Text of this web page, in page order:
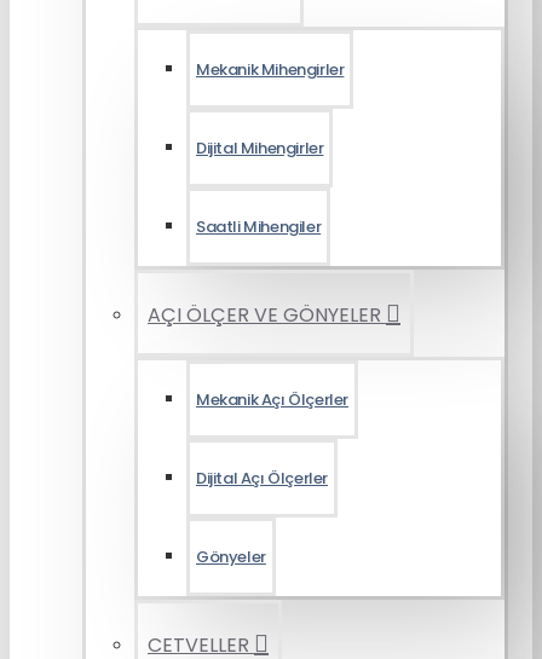
Mekanik Mihengirler
Dijital Mihengirler
Saatli Mihengiler
AÇI ÖLÇER VE GÖNYELER
Mekanik Açı Ölçerler
Dijital Açı Ölçerler
Gönyeler
CETVELLER